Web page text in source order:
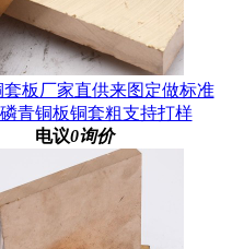
板厂家直供来图定做标准
青铜板铜套粗支持打样
电议0询价